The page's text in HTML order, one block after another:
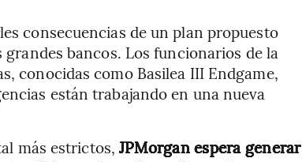
consecuencias de un plan propuesto
bancos. Los funcionarios de la
conocidas como Basilea III Endgame,
están trabajando en una nueva
más estrictos,JPMorgan espera generar